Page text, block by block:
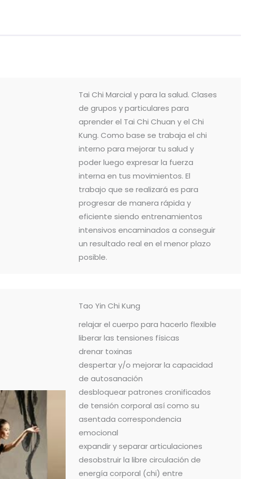
Tai Chi Marcial y para la salud. Clases
de grupos y particulares para
aprender el Tai Chi Chuan y el Chi
Kung. Como base se trabaja el chi
interno para mejorar tu salud y
poder luego expresar la fuerza
interna en tus movimientos. El
trabajo que se realizará es para
progresar de manera rápida y
eficiente siendo entrenamientos
intensivos encaminados a conseguir
un resultado real en el menor plazo
posible.
Tao Yin Chi Kung
relajar el cuerpo para hacerlo flexible
liberar las tensiones físicas
drenar toxinas
despertar y/o mejorar la capacidad
de autosanación
desbloquear patrones cronificados
de tensión corporal así como su
asentada correspondencia
emocional
expandir y separar articulaciones
desobstruir la libre circulación de
energía corporal (chi) entre